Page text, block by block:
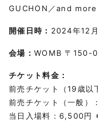
GUCHON／and more
開催日時： 2024年12
会場： WOMB 〒150-
チケット料金：
前売チケット（19歳
前売チケット（一般）
当日入場料：6,500円